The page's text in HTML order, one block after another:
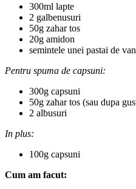
300ml lapte
2 galbenusuri
50g zahar tos
20g amidon
semintele unei pastai de
Pentru spuma de capsuni:
300g capsuni
50g zahar tos (sau dupa
2 albusuri
In plus:
100g capsuni
Cum am facut: